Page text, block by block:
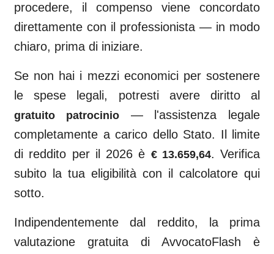
procedere, il compenso viene concordato
direttamente con il professionista — in modo
chiaro, prima di iniziare.
Se non hai i mezzi economici per sostenere
le spese legali, potresti avere diritto al
gratuito patrocinio— l'assistenza legale
completamente a carico dello Stato. Il limite
di reddito per il 2026 è € 13.659,64. Verifica
subito la tua eligibilità con il calcolatore qui
sotto.
Indipendentemente dal reddito, la prima
valutazione gratuita di AvvocatoFlash è